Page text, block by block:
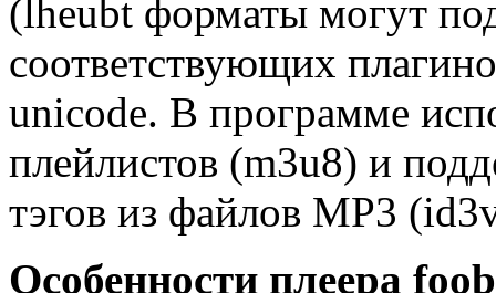
(lheubt форматы могут
соответствующих
unicode. В программе
плейлистов (m3u8) и
тэгов из файлов MP3
Особенности плеера